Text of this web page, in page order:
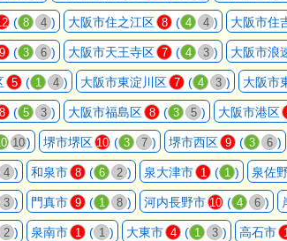
( 8 4 ) 大阪市住之江区 8 ( 4 4 ) 大阪市住
9 ( 3 6 ) 大阪市天王寺区 7 ( 4 3 ) 大阪市浪
5 ( 1 4 ) 大阪市東淀川区 7 ( 4 3 ) 大阪市
8 ( 5 3 ) 大阪市福島区 8 ( 3 5 ) 大阪市港区
10) 堺市堺区 10 ( 3 7 ) 堺市西区 9 ( 3 6 )
4 ) 和泉市 8 ( 6 2 ) 泉大津市 1 ( 1 ) 泉佐
3 ) 門真市 9 ( 1 8 ) 河内長野市 10 ( 4 6 )
2 ) 泉南市 1 ( 1 ) 大東市 4 ( 1 3 ) 高石市